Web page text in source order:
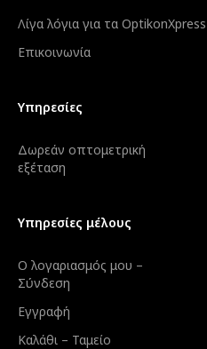
Λίγα λόγια για τα OptikonXpress
Επικοινωνία
Υπηρεσίες
Δωρεάν οπτομετρική
εξέταση
Υπηρεσίες μέλους
Ο λογαριασμός μου –
Σύνδεση
Εγγραφή
Καλάθι – Ταμείο